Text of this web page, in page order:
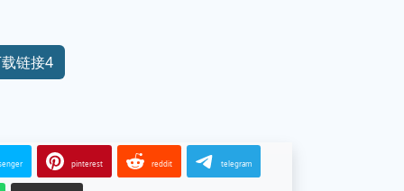
链接4
pinterest reddit telegram